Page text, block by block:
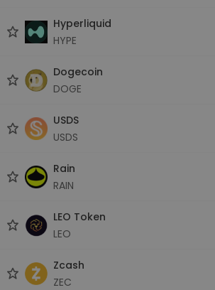
Hyperliquid
HYPE
Dogecoin
DOGE
USDS
USDS
Rain
RAIN
LEO Token
LEO
Zcash
ZEC